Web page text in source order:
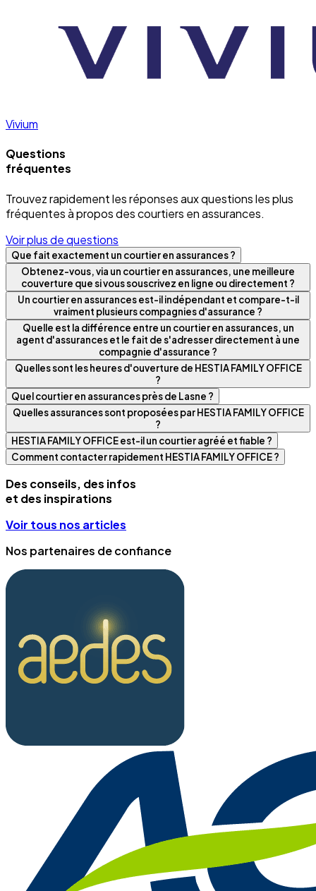
Vivium
Questions
fréquentes
Trouvez rapidement les réponses aux questions les plus
fréquentes à propos des courtiers en assurances.
Voir plus de questions
Que fait exactement un courtier en assurances ?
Obtenez-vous, via un courtier en assurances, une meilleure
couverture que si vous souscrivez en ligne ou directement ?
Un courtier en assurances est-il indépendant et compare-t-il
vraiment plusieurs compagnies d'assurance ?
Quelle est la différence entre un courtier en assurances, un
agent d'assurances et le fait de s'adresser directement à une
compagnie d'assurance ?
Quelles sont les heures d'ouverture de HESTIA FAMILY OFFICE
?
Quel courtier en assurances près de Lasne ?
Quelles assurances sont proposées par HESTIA FAMILY OFFICE
?
HESTIA FAMILY OFFICE est-il un courtier agréé et fiable ?
Comment contacter rapidement HESTIA FAMILY OFFICE ?
Des conseils, des infos
et des inspirations
Voir tous nos articles
Nos partenaires de confiance